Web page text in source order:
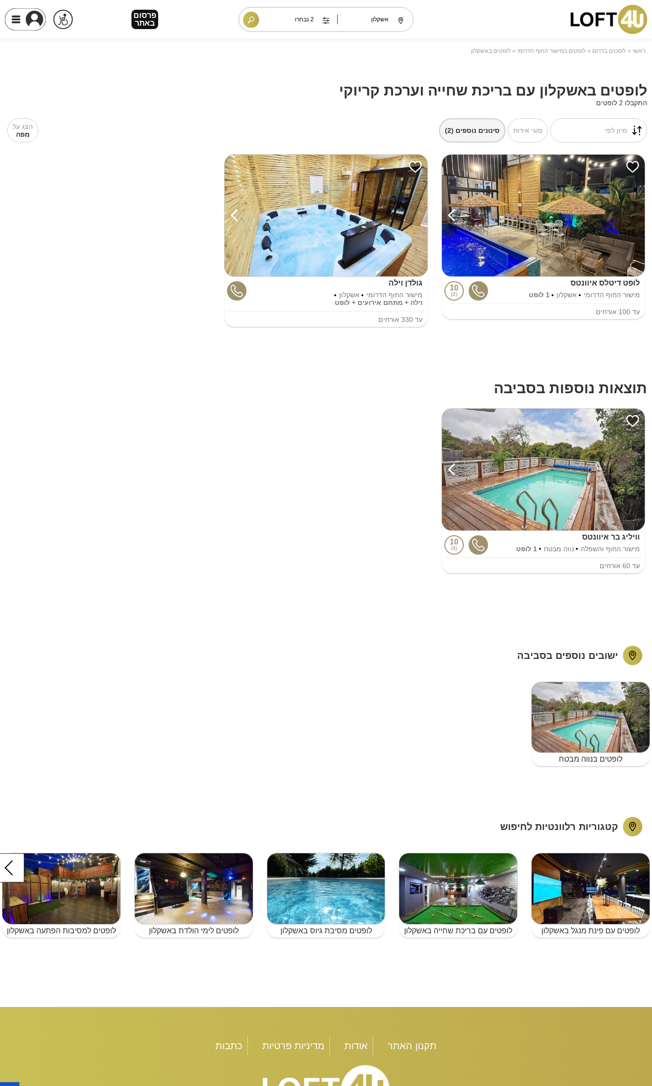
פרסום
באתר
ראשי לופטים בדרום לופטים במישור החוף הדרומי לופטים באשקלון
לופטים באשקלון עם בריכת שחייה וערכת קריוקי
התקבלו 2 לופטים
מיון לפי
הצג על
מפה
סוגי אירוח סינונים נוספים (2)
לופט דיטלס איוונטס
מישור החוף הדרומי אשקלון 1 לופט
10
2
עד 100 אורחים
גולדן וילה
מישור החוף הדרומי
אשקלון
וילה + מתחם אירועים + לופט
עד 330אורחים
תוצאות נוספות בסביבה
וויליג בר איוונטס
מישור החוף והשפלה נווה מבטח 1 לופט
10
3
עד 60 אורחים
ישובים נוספים בסביבה
לופטים בנווה מבטח
קטגוריות רלוונטיות לחיפוש
לופטים עם פינת מנגל באשקלון לופטים עם בריכת שחייה באשקלון לופטים מסיבת גיוס באשקלון לופטים לימי הולדת באשקלון לופטים למסיבות הפתעה באשקלון
תקנון האתר אודות מדיניות פרטיות כתבות